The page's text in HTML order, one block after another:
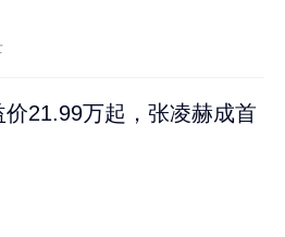
21.99万起，张凌赫成首